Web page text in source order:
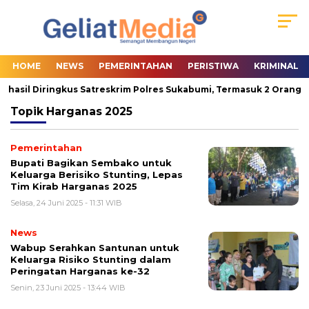
HOME NEWS PEMERINTAHAN PERISTIWA KRIMINAL
Diringkus Satreskrim Polres Sukabumi, Termasuk 2 Orang
Topik Harganas 2025
Pemerintahan
Bupati Bagikan Sembako untuk
Keluarga Berisiko Stunting, Lepas
Tim Kirab Harganas 2025
Selasa, 24 Juni 2025 - 11:31 WIB
News
Wabup Serahkan Santunan untuk
Keluarga Risiko Stunting dalam
Peringatan Harganas ke-32
Senin, 23 Juni 2025 - 13:44 WIB